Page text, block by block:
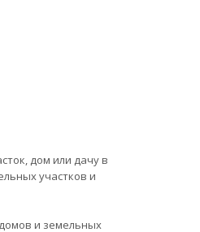
дом или дачу в
участков и
и земельных